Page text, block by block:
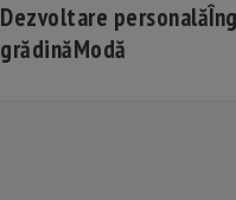
Dezvoltare personală
grădinăModă